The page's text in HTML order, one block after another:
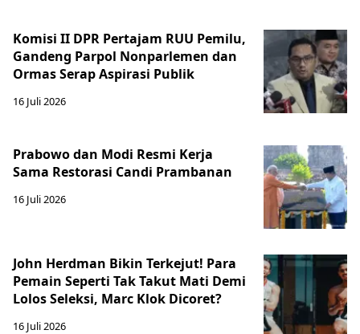
Komisi II DPR Pertajam RUU Pemilu,
Gandeng Parpol Nonparlemen dan
Ormas Serap Aspirasi Publik
16 Juli 2026
Prabowo dan Modi Resmi Kerja
Sama Restorasi Candi Prambanan
16 Juli 2026
John Herdman Bikin Terkejut! Para
Pemain Seperti Tak Takut Mati Demi
Lolos Seleksi, Marc Klok Dicoret?
16 Juli 2026